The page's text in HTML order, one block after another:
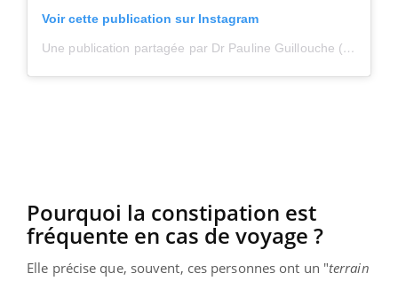
Voir cette publication sur Instagram
Une publication partagée par Dr Pauline Guillouche (@pauline.hepato)
Pourquoi la constipation est
fréquente en cas de voyage ?
Elle précise que, souvent, ces personnes ont un "terrain